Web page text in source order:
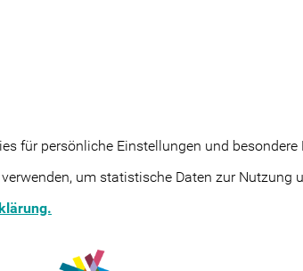
für persönliche Einstellungen und besondere
um statistische Daten zur